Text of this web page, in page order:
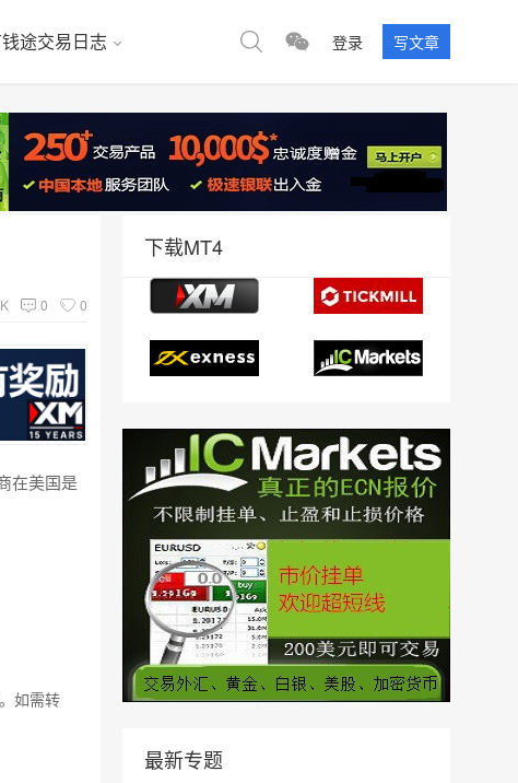
途交易日志 登录 写文章
0 0
在美国是
如需转
下载MT4
最新专题